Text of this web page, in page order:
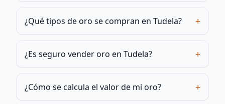
¿Qué tipos de oro se compran en Tudela? +
¿Es seguro vender oro en Tudela? +
¿Cómo se calcula el valor de mi oro? +